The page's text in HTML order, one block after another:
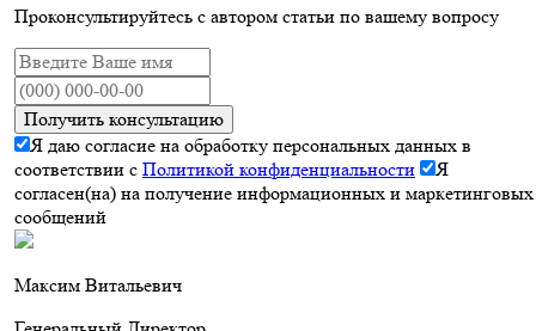
Проконсультируйтесь с автором статьи по вашему вопросу
Получить консультацию
Я даю согласие на обработку персональных данных в
соответствии с Политикой конфиденциальности
Я
согласен(на) на получение информационных и маркетинговых
сообщений
Максим Витальевич